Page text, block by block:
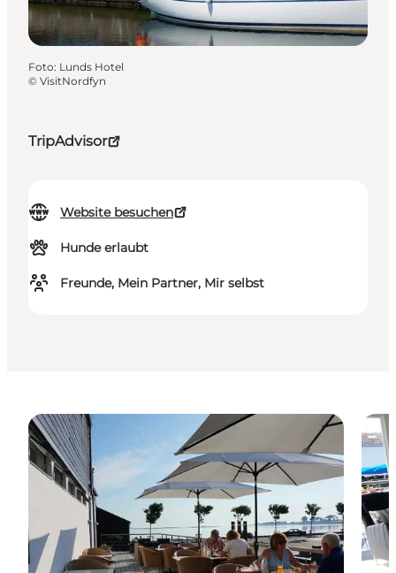
TripAdvisor
Website besuchen
Hunde erlaubt
Freunde, Mein Partner, Mir selbst
Foto: Lunds Hotel
© VisitNordfyn